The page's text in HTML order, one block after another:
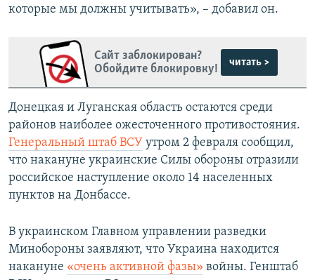
которые мы должны учитывать», – добавил он.
Сайт заблокирован?
Обойдите блокировку!
читать >
Донецкая и Луганская область остаются среди
районов наиболее ожесточенного противостояния.
Генеральный штаб ВСУ утром 2 февраля сообщил,
что накануне украинские Силы обороны отразили
российское наступление около 14 населенных
пунктов на Донбассе.
В украинском Главном управлении разведки
Минобороны заявляют, что Украина находится
накануне «очень активной фазы» войны. Генштаб